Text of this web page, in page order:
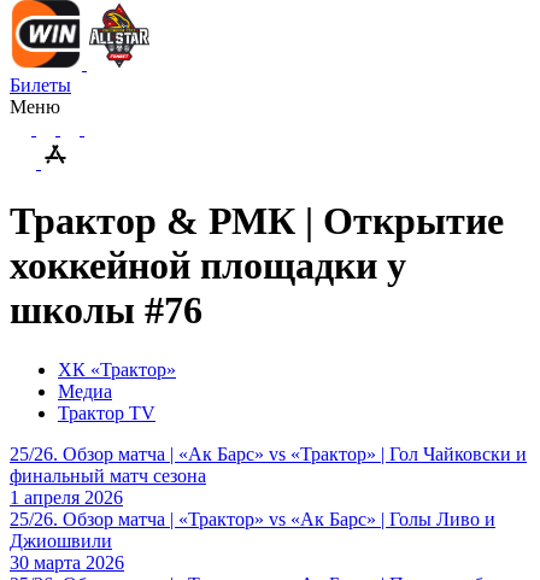
Билеты
Меню
Трактор & РМК | Открытие
хоккейной площадки у
школы #76
ХК «Трактор»
Медиа
Трактор TV
25/26. Обзор матча | «Ак Барс» vs «Трактор» | Гол Чайковски и
финальный матч сезона
1 апреля 2026
25/26. Обзор матча | «Трактор» vs «Ак Барс» | Голы Ливо и
Джиошвили
30 марта 2026